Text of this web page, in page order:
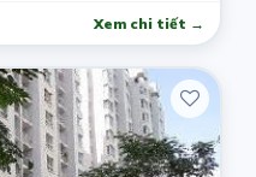
Xem chi tiết →